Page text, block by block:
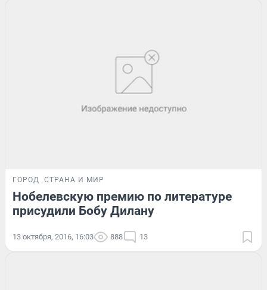
ГОРОД СТРАНА И МИР
Нобелевскую премию по литературе
присудили Бобу Дилану
13 октября, 2016, 16:03 888 13